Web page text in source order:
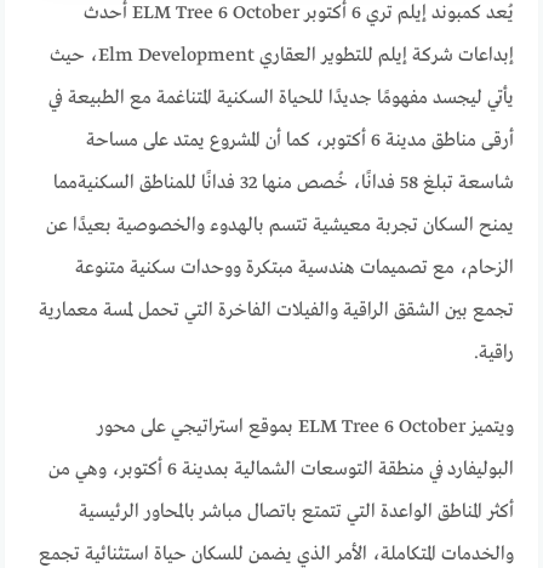
يُعد كمبوند إيلم تري 6 أكتوبر ELM Tree 6 October أحدث
إبداعات شركة إيلم للتطوير العقاري Elm Development، حيث
يأتي ليجسد مفهومًا جديدًا للحياة السكنية المتناغمة مع الطبيعة في
أرقى مناطق مدينة 6 أكتوبر، كما أن المشروع يمتد على مساحة
شاسعة تبلغ 58 فدانًا، خُصص منها 32 فدانًا للمناطق السكنيةمما
يمنح السكان تجربة معيشية تتسم بالهدوء والخصوصية بعيدًا عن
الزحام، مع تصميمات هندسية مبتكرة ووحدات سكنية متنوعة
تجمع بين الشقق الراقية والفيلات الفاخرة التي تحمل لمسة معمارية
راقية.
ويتميز ELM Tree 6 October بموقع استراتيجي على محور
البوليفارد في منطقة التوسعات الشمالية بمدينة 6 أكتوبر، وهي من
أكثر المناطق الواعدة التي تتمتع باتصال مباشر بالمحاور الرئيسية
والخدمات المتكاملة، الأمر الذي يضمن للسكان حياة استثنائية تجمع